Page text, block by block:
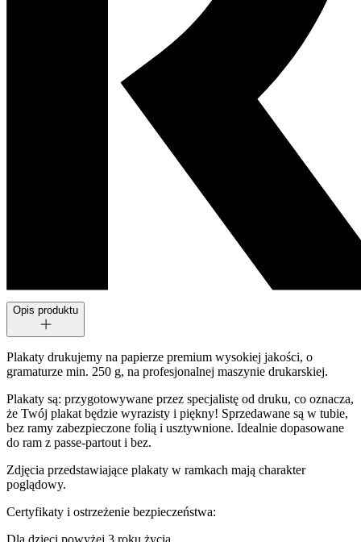
Opis produktu
Plakaty drukujemy na papierze premium wysokiej jakości, o
gramaturze min. 250 g, na profesjonalnej maszynie drukarskiej.
Plakaty są: przygotowywane przez specjalistę od druku, co oznacza,
że Twój plakat będzie wyrazisty i piękny! Sprzedawane są w tubie,
bez ramy zabezpieczone folią i usztywnione. Idealnie dopasowane
do ram z passe-partout i bez.
Zdjęcia przedstawiające plakaty w ramkach mają charakter
poglądowy.
Certyfikaty i ostrzeżenie bezpieczeństwa:
Dla dzieci powyżej 3 roku życia.